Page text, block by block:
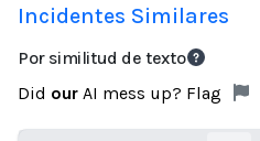
Incidentes Similares
Por similitud de texto
Did our AI mess up? Flag